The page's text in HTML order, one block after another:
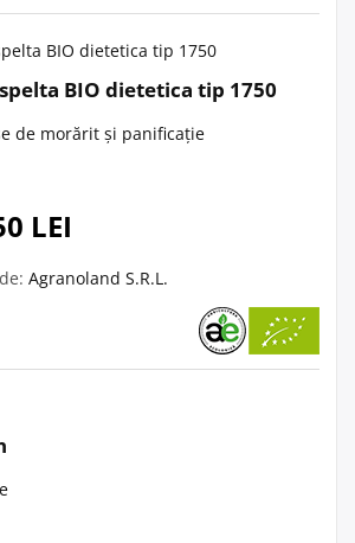
BIO dietetica tip 1750
de morărit și panificație
LEI
Agranoland S.R.L.